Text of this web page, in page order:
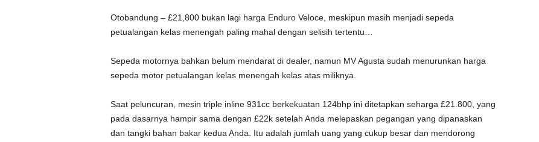
Otobandung – £21,800 bukan lagi harga Enduro Veloce, meskipun masih menjadi sepeda
petualangan kelas menengah paling mahal dengan selisih tertentu…
Sepeda motornya bahkan belum mendarat di dealer, namun MV Agusta sudah menurunkan harga
sepeda motor petualangan kelas menengah kelas atas miliknya.
Saat peluncuran, mesin triple inline 931cc berkekuatan 124bhp ini ditetapkan seharga £21.800, yang
pada dasarnya hampir sama dengan £22k setelah Anda melepaskan pegangan yang dipanaskan
dan tangki bahan bakar kedua Anda. Itu adalah jumlah uang yang cukup besar dan mendorong